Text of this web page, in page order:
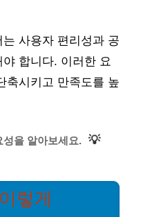
사용자 편리성과 공
합니다. 이러한 요
축시키고 만족도를 높
을 알아보세요. 💡
렇게